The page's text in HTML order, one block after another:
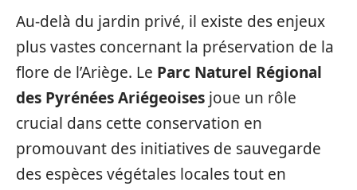
Au-delà du jardin privé, il existe des enjeux
plus vastes concernant la préservation de la
flore de l’Ariège. Le Parc Naturel Régional
des Pyrénées Ariégeoises joue un rôle
crucial dans cette conservation en
promouvant des initiatives de sauvegarde
des espèces végétales locales tout en